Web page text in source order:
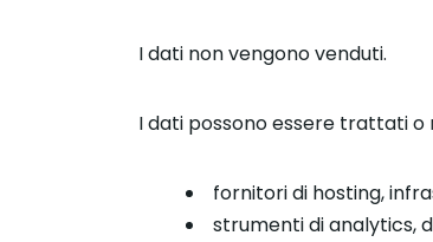
I dati non vengono venduti.
I dati possono essere trattati o
fornitori di hosting,
strumenti di analytics,